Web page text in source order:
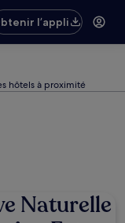
l’appli
hôtels à proximité
Naturelle